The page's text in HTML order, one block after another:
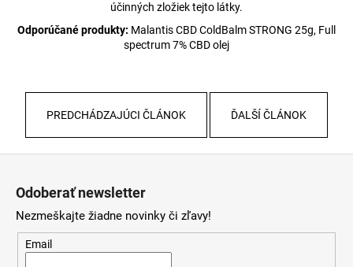
účinných zložiek tejto látky.
Odporúčané produkty: Malantis CBD ColdBalm STRONG 25g, Full
spectrum 7% CBD olej
PREDCHÁDZAJÚCI ČLÁNOK ĎALŠÍ ČLÁNOK
Odoberať newsletter
Nezmeškajte žiadne novinky či zľavy!
Email